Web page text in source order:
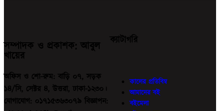
সম্পাদক ও প্রকাশক: আবুল
খায়ের
অফিস ও শো-রুম: বাড়ি ০৭, সড়ক
১৪/সি, সেক্টর ৪, উত্তরা, ঢাকা-১২৩০।
যোগাযোগ: ০১৭১৫৩৬৩০৭৯ বিজ্ঞাপন:
ক্যাটাগরি
কালের প্রতিবিম্ব
আমাদের বই
বইমেলা